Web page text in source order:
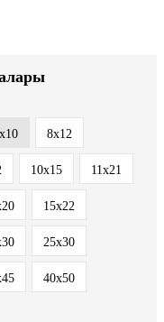
8x12
10x15 11x21
15x22
25x30
40x50